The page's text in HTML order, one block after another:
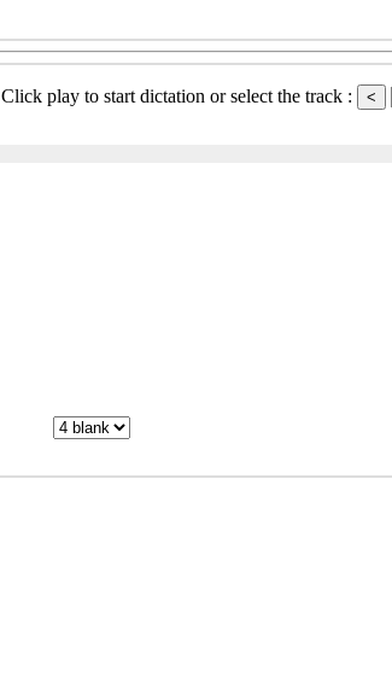
Click play to start dictation or select the track :